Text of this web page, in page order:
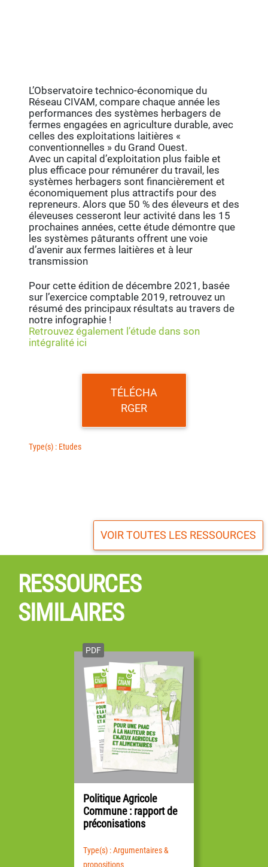
L’Observatoire technico-économique du
Réseau CIVAM, compare chaque année les
performances des systèmes herbagers de
fermes engagées en agriculture durable, avec
celles des exploitations laitières «
conventionnelles » du Grand Ouest.
Avec un capital d’exploitation plus faible et
plus efficace pour rémunérer du travail, les
systèmes herbagers sont financièrement et
économiquement plus attractifs pour des
repreneurs. Alors que 50 % des éleveurs et des
éleveuses cesseront leur activité dans les 15
prochaines années, cette étude démontre que
les systèmes pâturants offrent une voie
d’avenir aux fermes laitières et à leur
transmission
Pour cette édition de décembre 2021, basée
sur l’exercice comptable 2019, retrouvez un
résumé des principaux résultats au travers de
notre infographie !
Retrouvez également l’étude dans son
intégralité ici
TÉLÉCHA
RGER
Type(s) : Etudes
VOIR TOUTES LES RESSOURCES
RESSOURCES
SIMILAIRES
PDF
Politique Agricole
Commune : rapport de
préconisations
Type(s) : Argumentaires &
propositions